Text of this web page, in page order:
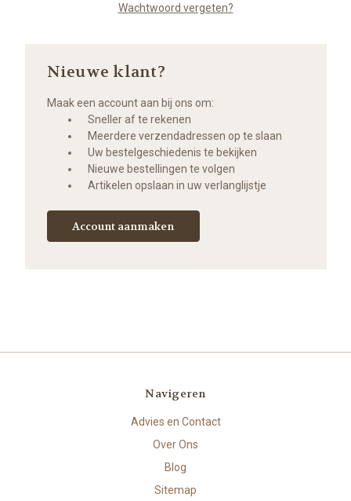
Wachtwoord vergeten?
Nieuwe klant?
Maak een account aan bij ons om:
Sneller af te rekenen
Meerdere verzendadressen op te slaan
Uw bestelgeschiedenis te bekijken
Nieuwe bestellingen te volgen
Artikelen opslaan in uw verlanglijstje
Account aanmaken
Navigeren
Advies en Contact
Over Ons
Blog
Sitemap